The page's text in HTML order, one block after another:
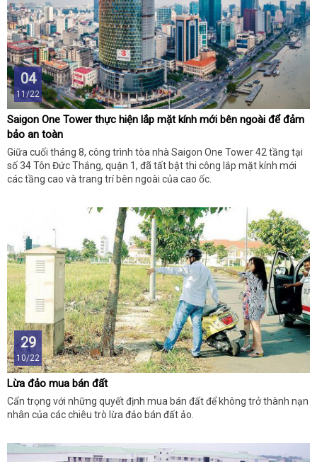
04
11/22
Saigon One Tower thực hiện lắp mặt kính mới bên ngoài để đảm
bảo an toàn
Giữa cuối tháng 8, công trình tòa nhà Saigon One Tower 42 tầng tại
số 34 Tôn Đức Thắng, quận 1, đã tất bật thi công lắp mặt kính mới
các tầng cao và trang trí bên ngoài của cao ốc.
29
10/22
Lừa đảo mua bán đất
Cẩn trọng với những quyết định mua bán đất để không trở thành nạn
nhân của các chiêu trò lừa đảo bán đất ảo.